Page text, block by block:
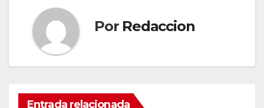
Por Redaccion
Entrada relacionada